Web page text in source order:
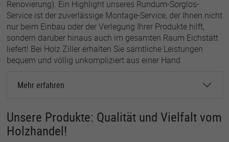
Name lastExternalReferrer
Anbieter Meta Platforms
Name
Renovierung). Ein Highlight unseres Rundum-Sorglos-
Service ist der zuverlässige Montage-Service, der Ihnen nicht
nur beim Einbau oder der Verlegung Ihrer Produkte hilft,
sondern darüber hinaus auch im gesamten Raum Eichstätt
liefert! Bei Holz Ziller erhalten Sie sämtliche Leistungen
bequem und völlig unkompliziert aus einer Hand.
Mehr erfahren
Unsere Produkte: Qualität und Vielfalt vom
Holzhandel!